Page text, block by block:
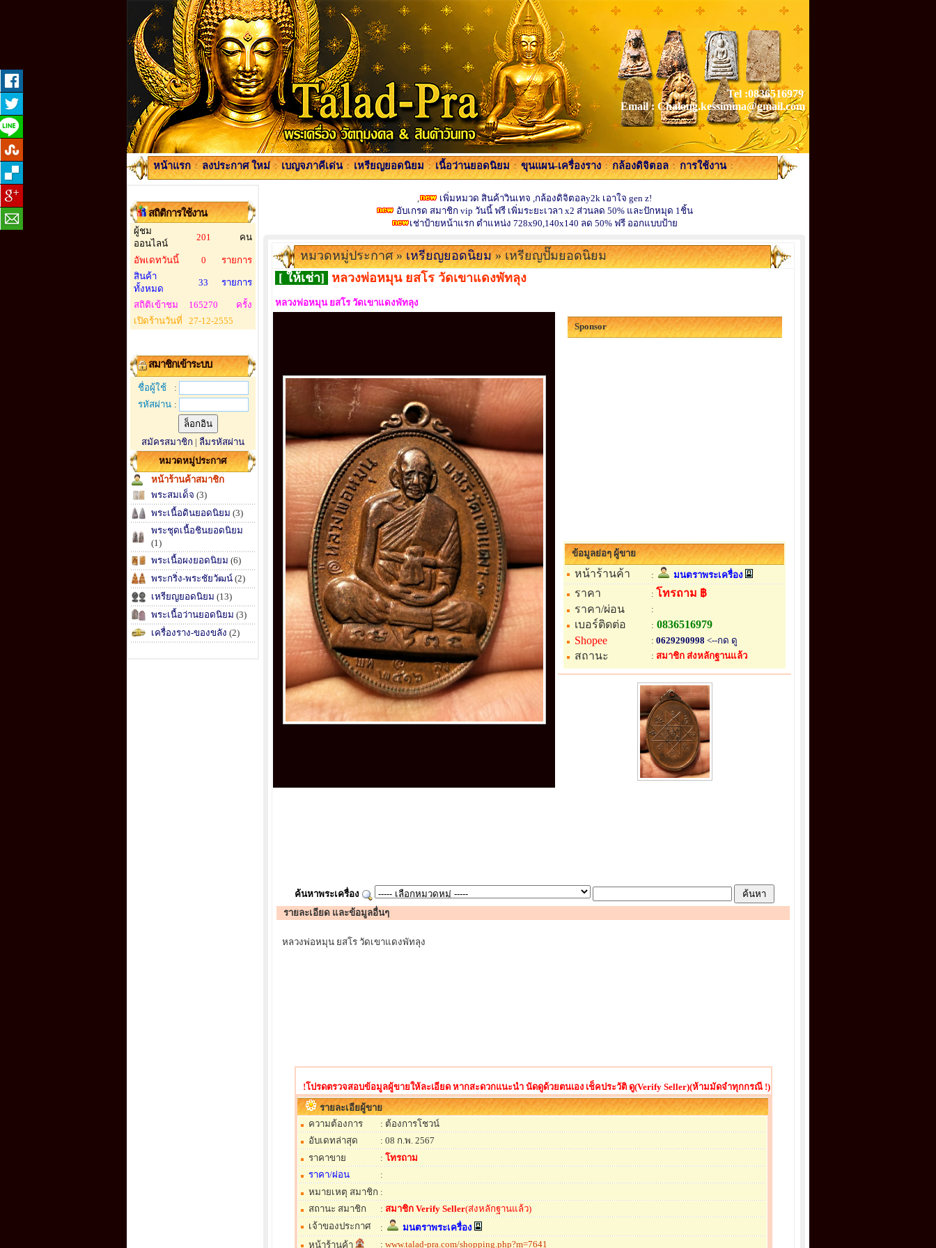
Tel :0836516979
Email : Chalong.kessimma@gmail.com
หน้าแรก : ลงประกาศ ใหม่ : เบญจภาคีเด่น : เหรียญยอดนิยม : เนื้อว่านยอดนิยม : ขุนแผน-เครื่องราง : กล้องดิจิตอล : การใช้งาน :
สถิติการใช้งาน
ผู้ชม
ออนไลน์
201 คน
อัพเดทวันนี้ 0
รายการ
สินค้า
ทั้งหมด
33 รายการ
สถิติเข้าชม 165270
ครั้ง
เปิดร้านวันที่
27-12-2555
สมาชิกเข้าระบบ
ชื่อผู้ใช้
:
รหัสผ่าน :
สมัครสมาชิก | ลืมรหัสผ่าน
หมวดหมู่ประกาศ
หน้าร้านค้าสมาชิก
พระสมเด็จ (3)
พระเนื้อดินยอดนิยม (3)
พระชุดเนื้อชินยอดนิยม
(1)
พระเนื้อผงยอดนิยม (6)
พระกริ่ง-พระชัยวัฒน์ (2)
เหรียญยอดนิยม (13)
พระเนื้อว่านยอดนิยม (3)
เครื่องราง-ของขลัง (2)
,
เพิ่มหมวด สินค้าวินเทจ ,กล้องดิจิตอลy2k เอาใจ gen z!
อับเกรด สมาชิก vip วันนี้ ฟรี เพิ่มระยะเวลา x2 ส่วนลด 50% และปักหมุด 1ชิ้น
เช่าป้ายหน้าแรก ตำแหน่ง 728x90,140x140 ลด 50% ฟรี ออกแบบป้าย
หมวดหมู่ประกาศ »เหรียญยอดนิยม» เหรียญปั๊มยอดนิยม
[ ให้เช่า] หลวงพ่อหมุน ยสโร วัดเขาแดงพัทลุง
หลวงพ่อหมุน ยสโร วัดเขาแดงพัทลุง
Sponsor
ข้อมูลย่อๆ ผู้ขาย
หน้าร้านค้า : มนตราพระเครื่อง
ราคา : โทรถาม ฿
ราคา/ผ่อน
:
เบอร์ติดต่อ : 0836516979
Shopee
: 0629290998 <--กด ดู
สถานะ : สมาชิก ส่งหลักฐานแล้ว
ค้นหาพระเครื่อง
รายละเอียด และข้อมูลอื่นๆ
หลวงพ่อหมุน ยสโร วัดเขาแดงพัทลุง
!โปรดตรวจสอบข้อมูลผู้ขายให้ละเอียด หากสะดวกแนะนำ นัดดูด้วยตนเอง เช็คประวัติ ดู(Verify Seller)(ห้ามมัดจำทุกกรณี !)
รายละเอียผู้ขาย
ความต้องการ
: ต้องการโชวน์
อับเดทล่าสุด
: 08 ก.พ. 2567
ราคาขาย
: โทรถาม
ราคา/ผ่อน
:
หมายเหตุ สมาชิก :
สถานะ สมาชิก
: สมาชิก Verify Seller(ส่งหลักฐานแล้ว)
เจ้าของประกาศ
:
มนตราพระเครื่อง
หน้าร้านค้า
: www.talad-pra.com/shopping.php?m=7641